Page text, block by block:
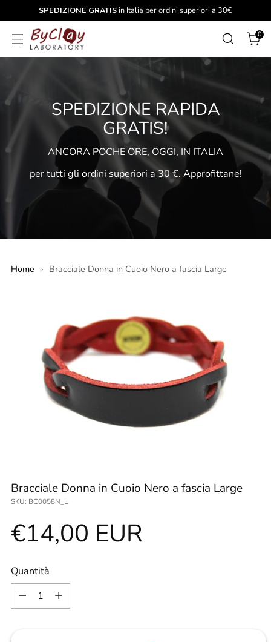
SPEDIZIONE GRATIS in Italia per ordini superiori a 30€
0
SPEDIZIONE RAPIDA
GRATIS!
ANCORA POCHE ORE, OGGI, IN ITALIA
per tutti gli ordini superiori a 30 €. Approfittane!
Home Bracciale Donna in Cuoio Nero a fascia Large
Bracciale Donna in Cuoio Nero a fascia Large
SKU: BC0058N_L
Prezzo
di
listino
€14,00 EUR
Quantità
Quantità